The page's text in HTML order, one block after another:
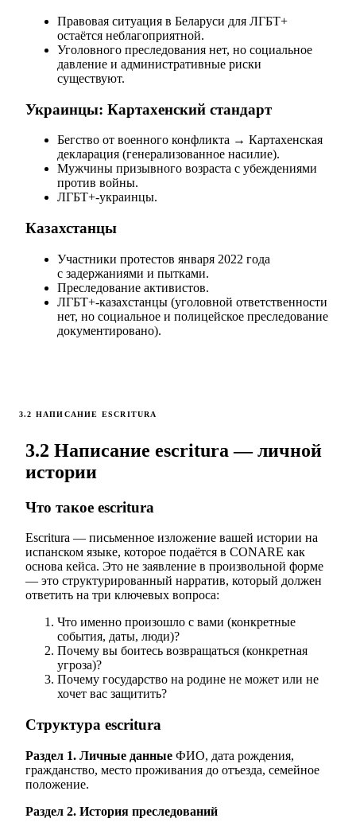
Правовая ситуация в Беларуси для ЛГБТ+
остаётся неблагоприятной.
Уголовного преследования нет, но социальное
давление и административные риски
существуют.
Украинцы: Картахенский стандарт
Бегство от военного конфликта → Картахенская
декларация (генерализованное насилие).
Мужчины призывного возраста с убеждениями
против войны.
ЛГБТ+-украинцы.
Казахстанцы
Участники протестов января 2022 года
с задержаниями и пытками.
Преследование активистов.
ЛГБТ+-казахстанцы (уголовной ответственности
нет, но социальное и полицейское преследование
документировано).
3.2 НАПИСАНИЕ ESCRITURA
3.2 Написание escritura — личной
истории
Что такое escritura
Escritura — письменное изложение вашей истории на
испанском языке, которое подаётся в CONARE как
основа кейса. Это не заявление в произвольной форме
— это структурированный нарратив, который должен
ответить на три ключевых вопроса:
Что именно произошло с вами (конкретные
события, даты, люди)?
Почему вы боитесь возвращаться (конкретная
угроза)?
Почему государство на родине не может или не
хочет вас защитить?
Структура escritura
Раздел 1. Личные данные ФИО, дата рождения,
гражданство, место проживания до отъезда, семейное
положение.
Раздел 2. История преследований